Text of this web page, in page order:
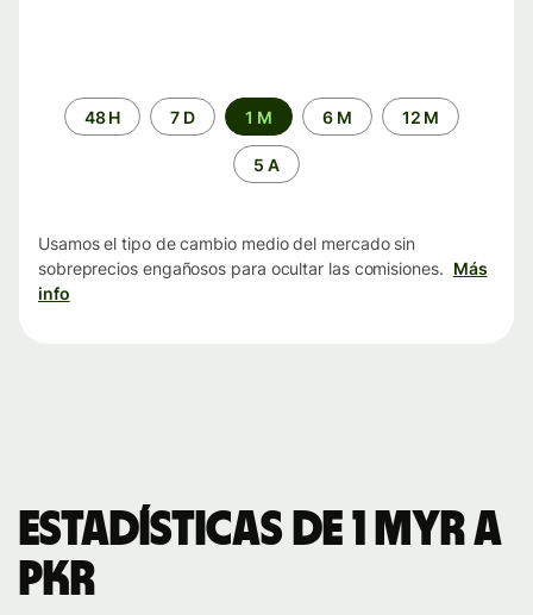
Periodo48 H 7 D 1 M 6 M 12 M
5 A
Usamos el tipo de cambio medio del mercado sin
sobreprecios engañosos para ocultar las comisiones. Más
info
Estadísticas de 1 MYR a
PKR